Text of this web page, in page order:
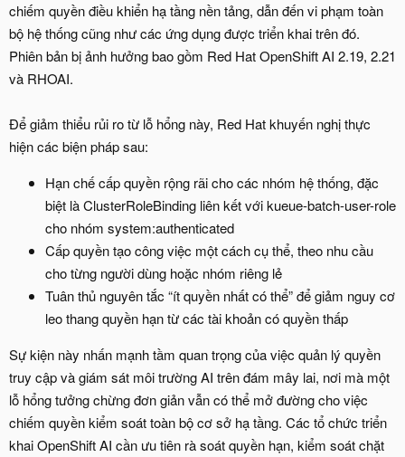
chiếm quyền điều khiển hạ tầng nền tảng, dẫn đến vi phạm toàn
bộ hệ thống cũng như các ứng dụng được triển khai trên đó.
Phiên bản bị ảnh hưởng bao gồm Red Hat OpenShift AI 2.19, 2.21
và RHOAI.
Để giảm thiểu rủi ro từ lỗ hổng này, Red Hat khuyến nghị thực
hiện các biện pháp sau:
Hạn chế cấp quyền rộng rãi cho các nhóm hệ thống, đặc
biệt là ClusterRoleBinding liên kết với kueue-batch-user-role
cho nhóm system:authenticated
Cấp quyền tạo công việc một cách cụ thể, theo nhu cầu
cho từng người dùng hoặc nhóm riêng lẻ
Tuân thủ nguyên tắc “ít quyền nhất có thể” để giảm nguy cơ
leo thang quyền hạn từ các tài khoản có quyền thấp
Sự kiện này nhấn mạnh tầm quan trọng của việc quản lý quyền
truy cập và giám sát môi trường AI trên đám mây lai, nơi mà một
lỗ hổng tưởng chừng đơn giản vẫn có thể mở đường cho việc
chiếm quyền kiểm soát toàn bộ cơ sở hạ tầng. Các tổ chức triển
khai OpenShift AI cần ưu tiên rà soát quyền hạn, kiểm soát chặt